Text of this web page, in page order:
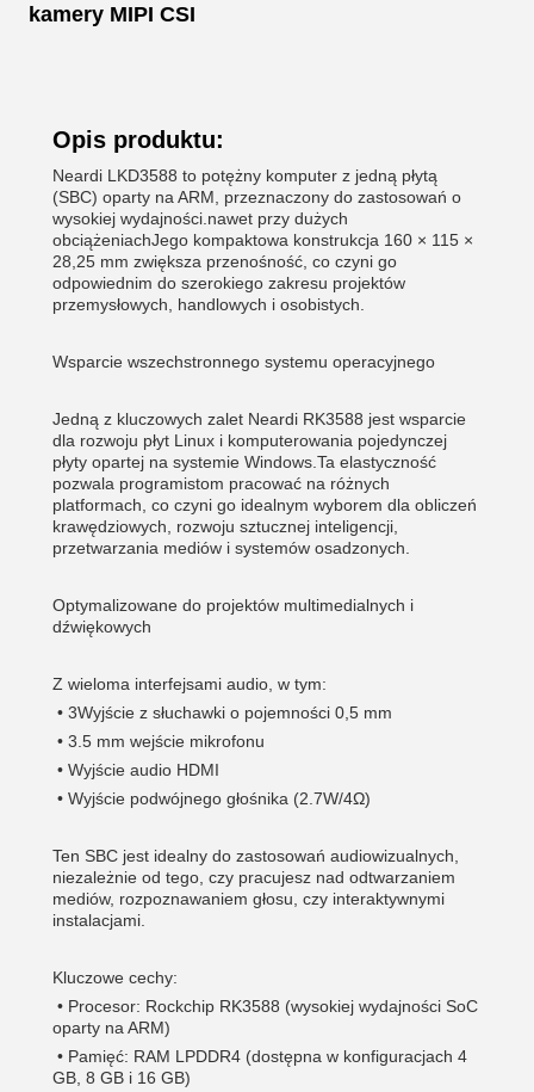
kamery MIPI CSI
Opis produktu:
Neardi LKD3588 to potężny komputer z jedną płytą
(SBC) oparty na ARM, przeznaczony do zastosowań o
wysokiej wydajności.nawet przy dużych
obciążeniachJego kompaktowa konstrukcja 160 × 115 ×
28,25 mm zwiększa przenośność, co czyni go
odpowiednim do szerokiego zakresu projektów
przemysłowych, handlowych i osobistych.
Wsparcie wszechstronnego systemu operacyjnego
Jedną z kluczowych zalet Neardi RK3588 jest wsparcie
dla rozwoju płyt Linux i komputerowania pojedynczej
płyty opartej na systemie Windows.Ta elastyczność
pozwala programistom pracować na różnych
platformach, co czyni go idealnym wyborem dla obliczeń
krawędziowych, rozwoju sztucznej inteligencji,
przetwarzania mediów i systemów osadzonych.
Optymalizowane do projektów multimedialnych i
dźwiękowych
Z wieloma interfejsami audio, w tym:
• 3Wyjście z słuchawki o pojemności 0,5 mm
• 3.5 mm wejście mikrofonu
• Wyjście audio HDMI
• Wyjście podwójnego głośnika (2.7W/4Ω)
Ten SBC jest idealny do zastosowań audiowizualnych,
niezależnie od tego, czy pracujesz nad odtwarzaniem
mediów, rozpoznawaniem głosu, czy interaktywnymi
instalacjami.
Kluczowe cechy:
• Procesor: Rockchip RK3588 (wysokiej wydajności SoC
oparty na ARM)
• Pamięć: RAM LPDDR4 (dostępna w konfiguracjach 4
GB, 8 GB i 16 GB)